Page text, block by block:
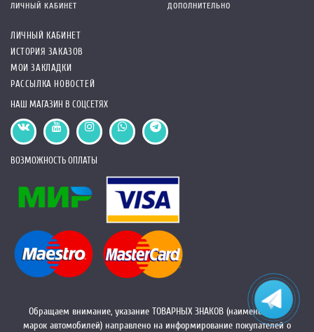
ЛИЧНЫЙ КАБИНЕТ
ЛИЧНЫЙ КАБИНЕТ
ИСТОРИЯ ЗАКАЗОВ
МОИ ЗАКЛАДКИ
РАССЫЛКА НОВОСТЕЙ
ДОПОЛНИТЕЛЬНО
НАШ МАГАЗИН В СОЦСЕТЯХ
ВОЗМОЖНОСТЬ ОПЛАТЫ
Обращаем внимание, указание ТОВАРНЫХ ЗНАКОВ (наименований
марок автомобилей) направлено на информирование покупателей о